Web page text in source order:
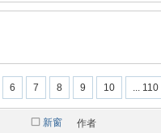
6 7 8 9 10 ... 110
新窗 作者